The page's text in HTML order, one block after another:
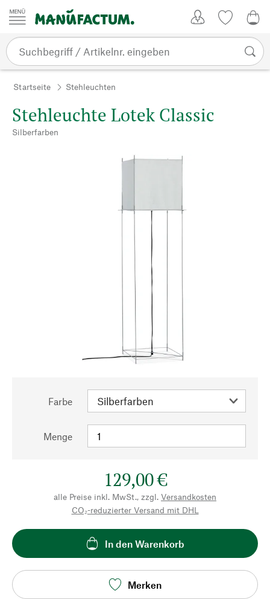
Zum Inhalt springen
Startseite Stehleuchten
Stehleuchte Lotek Classic
Silberfarben
Farbe
Menge
129,00 €
alle Preise inkl. MwSt., zzgl. Versandkosten
CO₂-reduzierter Versand mit DHL
In den Warenkorb
Merken